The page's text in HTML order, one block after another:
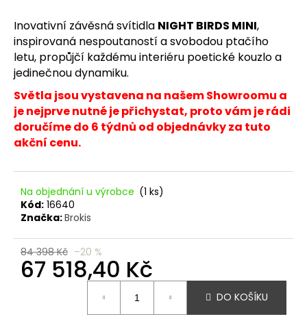
hvězdiček.
Inovativní závěsná svítidla NIGHT BIRDS MINI,
inspirovaná nespoutaností a svobodou ptačího
letu, propůjčí každému interiéru poetické kouzlo a
jedinečnou dynamiku.
Světla jsou vystavena na našem Showroomu a
je nejprve nutné je přichystat, proto vám je rádi
doručíme do 6 týdnů od objednávky za tuto
akční cenu.
Na objednání u výrobce (1 ks)
Kód: 16640
Značka:Brokis
84 398 Kč –20 %
67 518,40 Kč
DO KOŠÍKU
D
o
p
o
r
u
č
u
e
m
e